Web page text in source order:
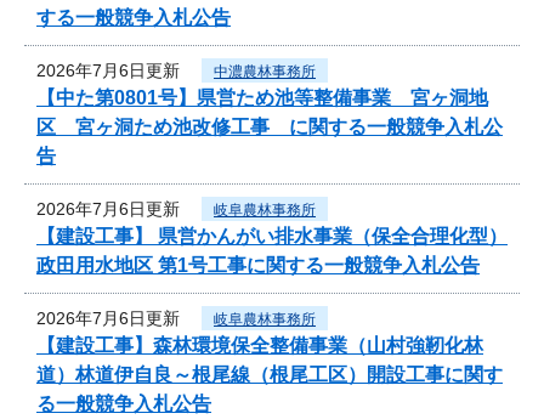
する一般競争入札公告
2026年7月6日更新 中濃農林事務所
【中た第0801号】県営ため池等整備事業 宮ヶ洞地
区 宮ヶ洞ため池改修工事 に関する一般競争入札公
告
2026年7月6日更新 岐阜農林事務所
【建設工事】 県営かんがい排水事業（保全合理化型）
政田用水地区 第1号工事に関する一般競争入札公告
2026年7月6日更新 岐阜農林事務所
【建設工事】森林環境保全整備事業（山村強靭化林
道）林道伊自良～根尾線（根尾工区）開設工事に関す
る一般競争入札公告